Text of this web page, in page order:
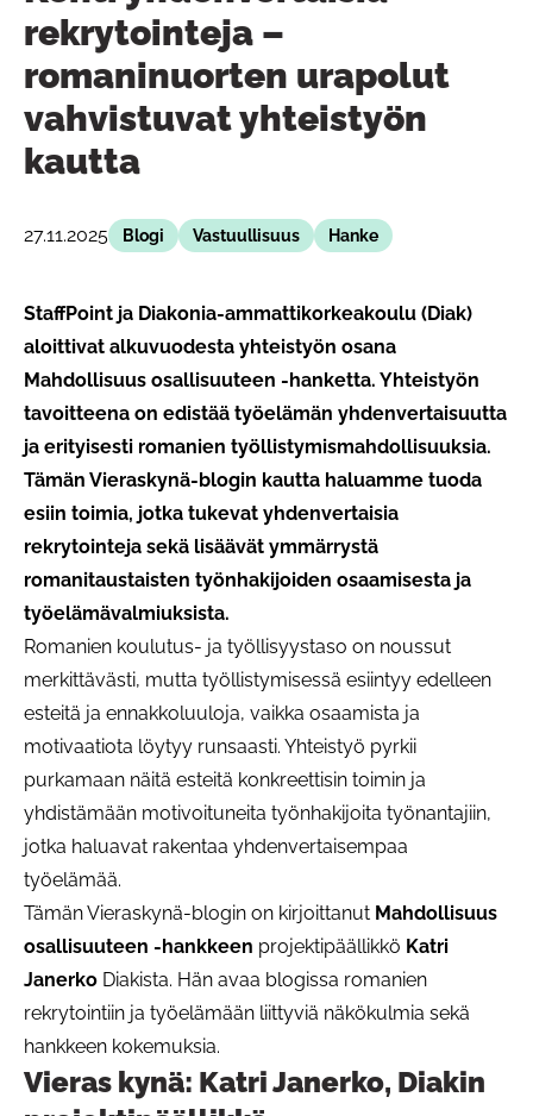
rekrytointeja –
romaninuorten urapolut
vahvistuvat yhteistyön
kautta
27.11.2025 Blogi Vastuullisuus Hanke
StaffPoint ja Diakonia-ammattikorkeakoulu (Diak)
aloittivat alkuvuodesta yhteistyön osana
Mahdollisuus osallisuuteen -hanketta. Yhteistyön
tavoitteena on edistää työelämän yhdenvertaisuutta
ja erityisesti romanien työllistymismahdollisuuksia.
Tämän Vieraskynä-blogin kautta haluamme tuoda
esiin toimia, jotka tukevat yhdenvertaisia
rekrytointeja sekä lisäävät ymmärrystä
romanitaustaisten työnhakijoiden osaamisesta ja
työelämävalmiuksista.
Romanien koulutus- ja työllisyystaso on noussut
merkittävästi, mutta työllistymisessä esiintyy edelleen
esteitä ja ennakkoluuloja, vaikka osaamista ja
motivaatiota löytyy runsaasti. Yhteistyö pyrkii
purkamaan näitä esteitä konkreettisin toimin ja
yhdistämään motivoituneita työnhakijoita työnantajiin,
jotka haluavat rakentaa yhdenvertaisempaa
työelämää.
Tämän Vieraskynä-blogin on kirjoittanut Mahdollisuus
osallisuuteen -hankkeen projektipäällikkö Katri
Janerko Diakista. Hän avaa blogissa romanien
rekrytointiin ja työelämään liittyviä näkökulmia sekä
hankkeen kokemuksia.
Vieras kynä: Katri Janerko, Diakin